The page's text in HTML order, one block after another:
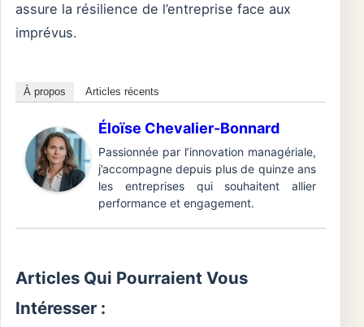
assure la résilience de l’entreprise face aux
imprévus.
À propos Articles récents
Éloïse Chevalier-Bonnard
Passionnée par l’innovation managériale,
j’accompagne depuis plus de quinze ans
les entreprises qui souhaitent allier
performance et engagement.
Articles Qui Pourraient Vous
Intéresser :